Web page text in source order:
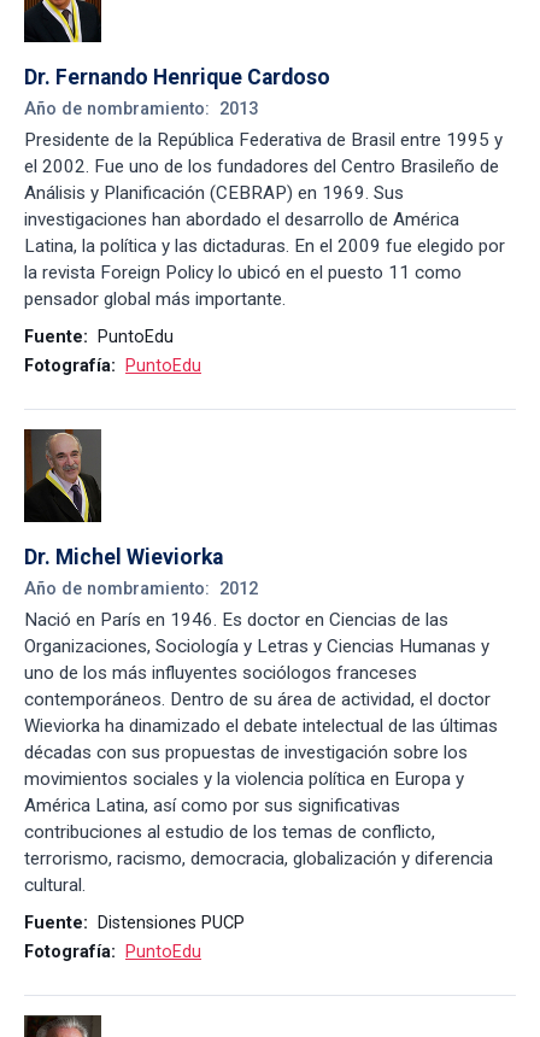
Dr. Fernando Henrique Cardoso
Año de nombramiento: 2013
Presidente de la República Federativa de Brasil entre 1995 y
el 2002. Fue uno de los fundadores del Centro Brasileño de
Análisis y Planificación (CEBRAP) en 1969. Sus
investigaciones han abordado el desarrollo de América
Latina, la política y las dictaduras. En el 2009 fue elegido por
la revista Foreign Policy lo ubicó en el puesto 11 como
pensador global más importante.
Fuente:
PuntoEdu
Fotografía:
PuntoEdu
Dr. Michel Wieviorka
Año de nombramiento: 2012
Nació en París en 1946. Es doctor en Ciencias de las
Organizaciones, Sociología y Letras y Ciencias Humanas y
uno de los más influyentes sociólogos franceses
contemporáneos. Dentro de su área de actividad, el doctor
Wieviorka ha dinamizado el debate intelectual de las últimas
décadas con sus propuestas de investigación sobre los
movimientos sociales y la violencia política en Europa y
América Latina, así como por sus significativas
contribuciones al estudio de los temas de conflicto,
terrorismo, racismo, democracia, globalización y diferencia
cultural.
Fuente:
Distensiones PUCP
Fotografía:
PuntoEdu